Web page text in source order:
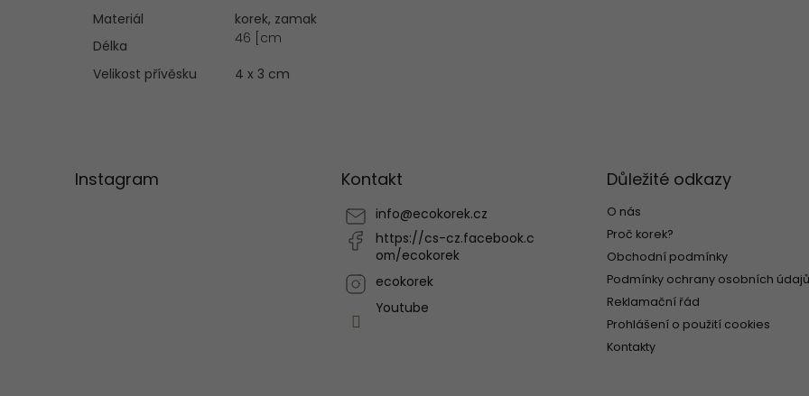
Materiál
korek, zamak
Délka
46 [cm
Velikost přívěsku
4 x 3 cm
Instagram Kontakt
info@ecokorek.cz
https://cs-cz.facebook.c
om/ecokorek
ecokorek
Youtube
Důležité odkazy
O nás
Proč korek?
Obchodní podmínky
Podmínky ochrany osobních údajů
Reklamační řád
Prohlášení o použití cookies
Kontakty